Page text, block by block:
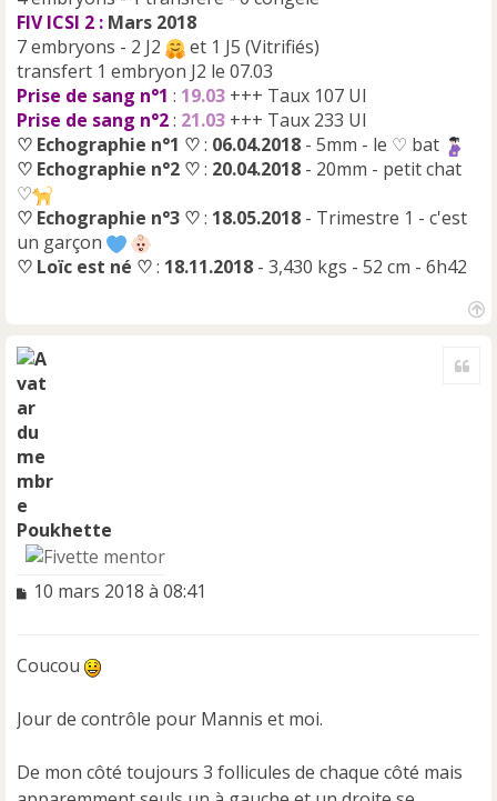
FIV ICSI 2 : Mars 2018
7 embryons - 2 J2
et 1 J5 (Vitrifiés)
transfert 1 embryon J2 le 07.03
Prise de sang n°1 : 19.03 +++ Taux 107 UI
Prise de sang n°2: 21.03 +++ Taux 233 UI
♡ Echographie n°1 ♡: 06.04.2018 - 5mm - le ♡ bat
♡ Echographie n°2 ♡: 20.04.2018 - 20mm - petit chat
♡
♡ Echographie n°3 ♡: 18.05.2018 - Trimestre 1 - c'est
un garçon
♡ Loïc est né ♡: 18.11.2018 - 3,430 kgs - 52 cm - 6h42
Poukhette
M
a
e
n
10 mars 2018 à 08:41
Coucou
Jour de contrôle pour Mannis et moi.
De mon côté toujours 3 follicules de chaque côté mais